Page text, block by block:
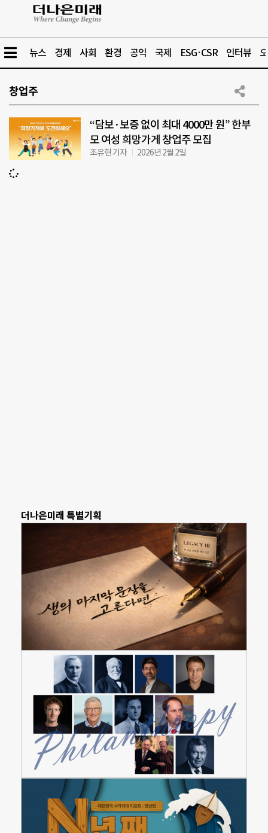
뉴스 경제 사회 환경 공익 국제 ESG·CSR 인터뷰
창업주
“담보·보증 없이 최대 4000만 원” 한부
모 여성 희망가게 창업주 모집
조유현 기자 2026년 2월 2일
더나은미래 특별기획